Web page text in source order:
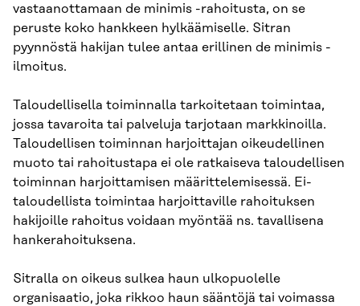
vastaanottamaan de minimis -rahoitusta, on se
peruste koko hankkeen hylkäämiselle. Sitran
pyynnöstä hakijan tulee antaa erillinen de minimis -
ilmoitus.
Taloudellisella toiminnalla tarkoitetaan toimintaa,
jossa tavaroita tai palveluja tarjotaan markkinoilla.
Taloudellisen toiminnan harjoittajan oikeudellinen
muoto tai rahoitustapa ei ole ratkaiseva taloudellisen
toiminnan harjoittamisen määrittelemisessä. Ei-
taloudellista toimintaa harjoittaville rahoituksen
hakijoille rahoitus voidaan myöntää ns. tavallisena
hankerahoituksena.
Sitralla on oikeus sulkea haun ulkopuolelle
organisaatio, joka rikkoo haun sääntöjä tai voimassa